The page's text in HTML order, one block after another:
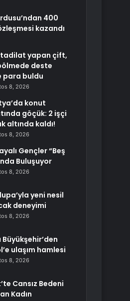
400
kazandı
tadilat yapan çift,
deste
para buldu
8, 2026
konut
göçük: 2 işçi
altında kaldı!
8, 2026
Gençler “Beş
Buluşuyor
8, 2026
yeni nesil
deneyimi
8, 2026
Büyükşehir’den
ulaşım hamlesi
8, 2026
Cansız Bedeni
Kadın